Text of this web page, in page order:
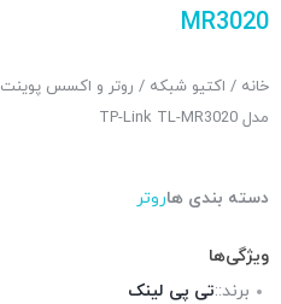
MR3020
خانه / اکتیو شبکه / روتر و اکسس پوینت
مدل TP-Link TL-MR3020
دسته بندی هاروتر
ویژگی‌ها
برند::تی پی لینک